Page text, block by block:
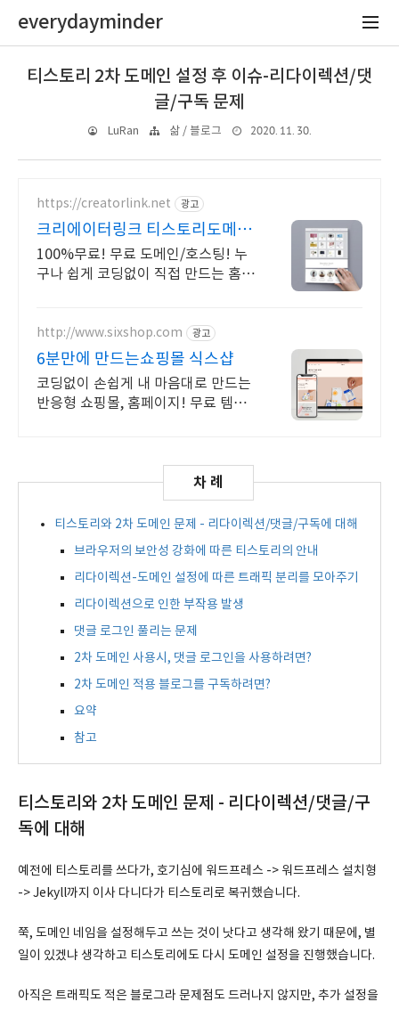
everydayminder
티스토리 2차 도메인 설정 후 이슈-리다이렉션/댓
글/구독 문제
LuRan 삶 / 블로그 2020. 11. 30.
https://creatorlink.net 광고
크리에이터링크 티스토리도메인
블럭 쌓기로 만드는 홈페이지
100%무료! 무료 도메인/호스팅! 누
구나 쉽게 코딩없이 직접 만드는 홈페
이터링크에서.
http://www.sixshop.com 광고
6분만에 만드는쇼핑몰 식스샵
코딩없이 손쉽게 내 마음대로 만드는
반응형 쇼핑몰, 홈페이지! 무료 템플
티스토리와 2차 도메인 문제 - 리다이렉션/댓글/구독에 대해
브라우저의 보안성 강화에 따른 티스토리의 안내
리다이렉션-도메인 설정에 따른 트래픽 분리를 모아주기
리다이렉션으로 인한 부작용 발생
댓글 로그인 풀리는 문제
2차 도메인 사용시, 댓글 로그인을 사용하려면?
2차 도메인 적용 블로그를 구독하려면?
요약
참고
티스토리와 2차 도메인 문제 - 리다이렉션/댓글/구
독에 대해
예전에 티스토리를 쓰다가, 호기심에 워드프레스 -> 워드프레스 설치형
-> Jekyll까지 이사 다니다가 티스토리로 복귀했습니다.
쭉, 도메인 네임을 설정해두고 쓰는 것이 낫다고 생각해 왔기 때문에, 별
일이 있겠냐 생각하고 티스토리에도 다시 도메인 설정을 진행했습니다.
아직은 트래픽도 적은 블로그라 문제점도 드러나지 않지만, 추가 설정을